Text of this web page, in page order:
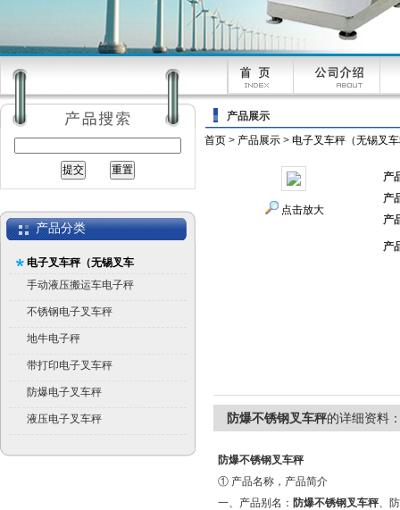
产品分类
电子叉车秤（无锡叉车
秤）
手动液压搬运车电子秤
不锈钢电子叉车秤
地牛电子秤
带打印电子叉车秤
防爆电子叉车秤
液压电子叉车秤
产品展示
首页 > 产品展示 > 电子叉车秤（无锡叉
点击放大
产
产
产
产
防爆不锈钢叉车秤的详细资料
防爆不锈钢叉车秤
① 产品名称，产品简介
一、产品别名： 防爆不锈钢叉车秤、